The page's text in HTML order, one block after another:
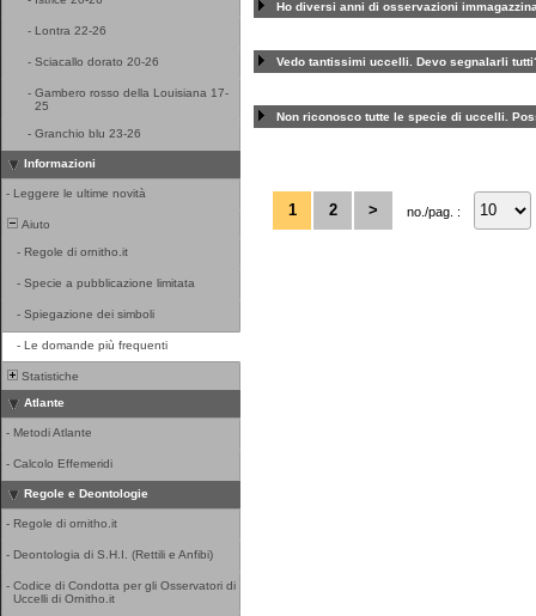
- Lontra 22-26
- Sciacallo dorato 20-26
- Gambero rosso della Louisiana 17-
25
- Granchio blu 23-26
Informazioni
- Leggere le ultime novità
Aiuto
- Regole di ornitho.it
- Specie a pubblicazione limitata
- Spiegazione dei simboli
- Le domande più frequenti
Statistiche
Atlante
- Metodi Atlante
- Calcolo Effemeridi
Regole e Deontologie
- Regole di ornitho.it
- Deontologia di S.H.I. (Rettili e Anfibi)
- Codice di Condotta per gli Osservatori di
Uccelli di Ornitho.it
Ho diversi anni di osservazioni
Vedo tantissimi uccelli. Devo segnalarli
Non riconosco tutte le specie di uccelli.
1 2 > no./pag. :